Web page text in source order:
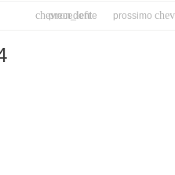
chevron_left
precedente prossimo